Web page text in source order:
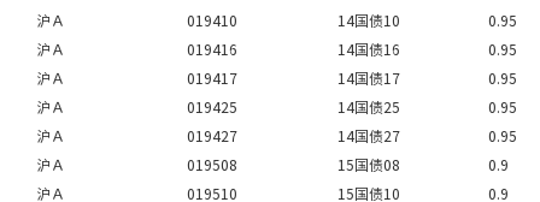
沪Ａ
019410 14国债10
0.95
沪Ａ
019416 14国债16
0.95
沪Ａ
019417 14国债17
0.95
沪Ａ
019425 14国债25
0.95
沪Ａ
019427 14国债27
0.95
沪Ａ
019508 15国债08
0.9
沪Ａ
019510 15国债10
0.9